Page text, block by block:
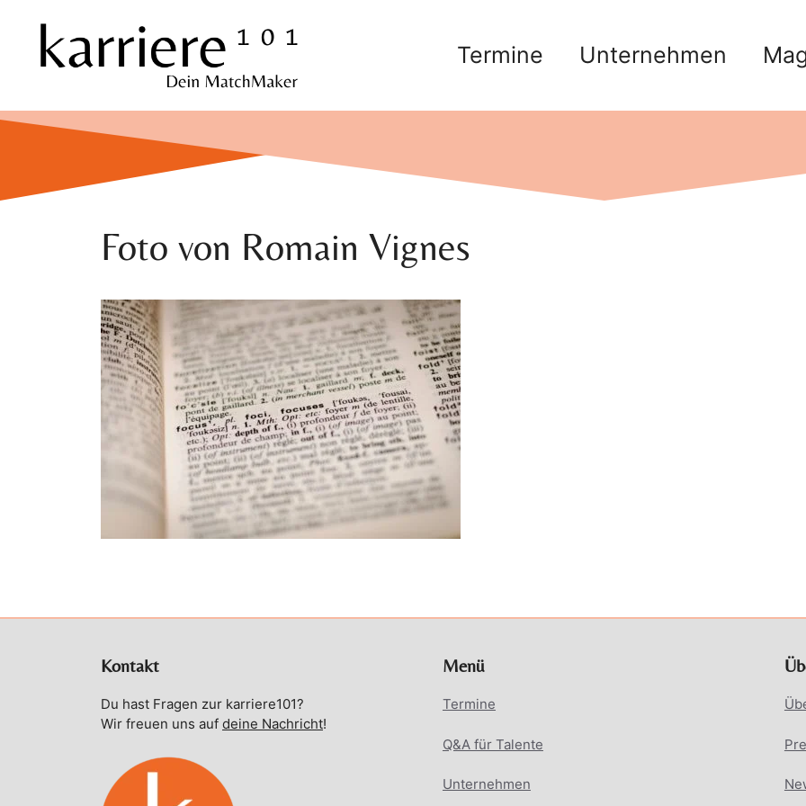
springen
Termine Unternehmen
Foto von Romain Vignes
Kontakt
Du hast Fragen zur karriere101?
Wir freuen uns auf deine Nachricht!
Menü
Termine
Q&A für Talente
Unternehmen